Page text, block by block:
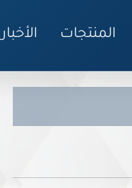
المنتجات الأخبار